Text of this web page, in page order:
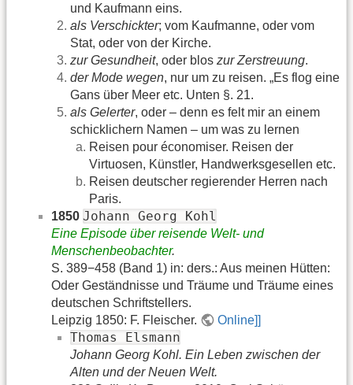
und Kaufmann eins.
als Verschickter; vom Kaufmanne, oder vom
Stat, oder von der Kirche.
zur Gesundheit, oder blos zur Zerstreuung.
der Mode wegen, nur um zu reisen. „Es flog eine
Gans über Meer etc. Unten §. 21.
als Gelerter, oder – denn es felt mir an einem
schicklichern Namen – um was zu lernen
Reisen pour économiser. Reisen der
Virtuosen, Künstler, Handwerksgesellen etc.
Reisen deutscher regierender Herren nach
Paris.
1850 Johann Georg Kohl
Eine Episode über reisende Welt- und
Menschenbeobachter.
S. 389−458 (Band 1) in: ders.: Aus meinen Hütten:
Oder Geständnisse und Träume und Träume eines
deutschen Schriftstellers.
Leipzig 1850: F. Fleischer.
Online]]
Thomas Elsmann
Johann Georg Kohl. Ein Leben zwischen der
Alten und der Neuen Welt.